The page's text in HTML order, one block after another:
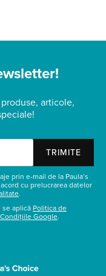
articole,
TRIMITE
prin e-mail de la Paula’s
cu prelucrarea datelor
.
se aplică Politica de
Google.